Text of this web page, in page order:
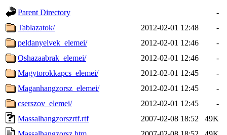
Parent Directory
-
Tablazatok/
2012-02-01 12:48
-
peldanyelvek_elemei/
2012-02-01 12:46
-
Oshazaabrak_elemei/
2012-02-01 12:46
-
Magytorokkapcs_elemei/
2012-02-01 12:45
-
Maganhangzorsz_elemei/
2012-02-01 12:45
-
cserszov_elemei/
2012-02-01 12:45
-
Massalhangzorszrtf.rtf
2007-02-08 18:52
49K